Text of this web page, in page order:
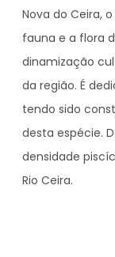
Nova do Ceira,
fauna e a flora
dinamização
da região. É
tendo sido
desta espécie.
densidade
Rio Ceira.